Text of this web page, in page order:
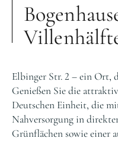
Elbinger Str. 2 – ein Ort,
Genießen Sie die
Deutschen Einheit, die
Nahversorgung in
Grünflächen sowie einer